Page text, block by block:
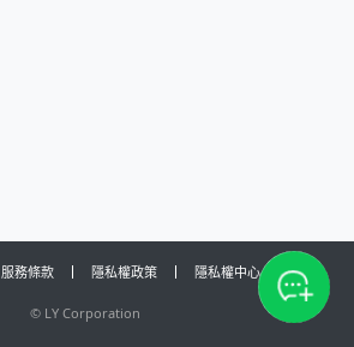
服務條款 隱私權政策 隱私權中心
© LY Corporation